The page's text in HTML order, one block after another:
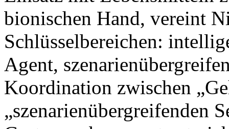
bionischen Hand, vereint
Schlüsselbereichen:
Agent,
Koordination zwischen
„szenarienübergreifenden